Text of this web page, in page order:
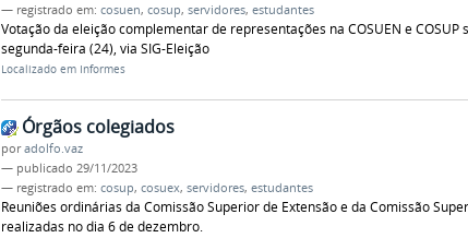
— registrado em: cosuen, cosup, servidores, estudantes
Votação da eleição complementar de representações na COSUEN e
segunda-feira (24), via SIG-Eleição
Localizado em Informes
Órgãos colegiados
poradolfo.vaz
— publicado 29/11/2023
— registrado em: cosup, cosuex, servidores, estudantes
Reuniões ordinárias da Comissão Superior de Extensão e da Comissão
realizadas no dia 6 de dezembro.